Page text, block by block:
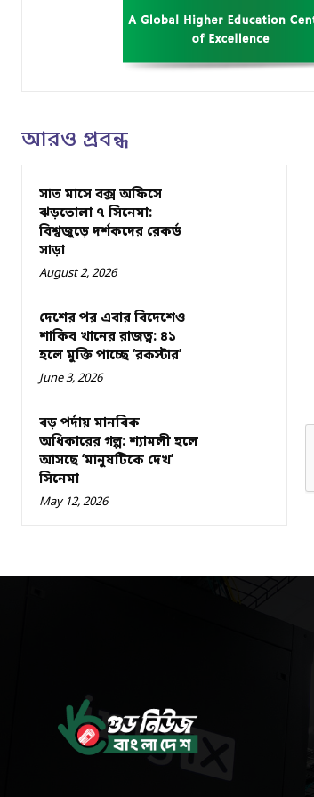
আরও প্রবন্ধ
সাত মাসে বক্স অফিসে
ঝড়তোলা ৭ সিনেমা:
বিশ্বজুড়ে দর্শকদের রেকর্ড
সাড়া
August 2, 2026
দেশের পর এবার বিদেশেও
শাকিব খানের রাজত্ব: ৪১
হলে মুক্তি পাচ্ছে ‘রকস্টার’
June 3, 2026
বড় পর্দায় মানবিক
অধিকারের গল্প: শ্যামলী হলে
আসছে ‘মানুষটিকে দেখ’
সিনেমা
May 12, 2026